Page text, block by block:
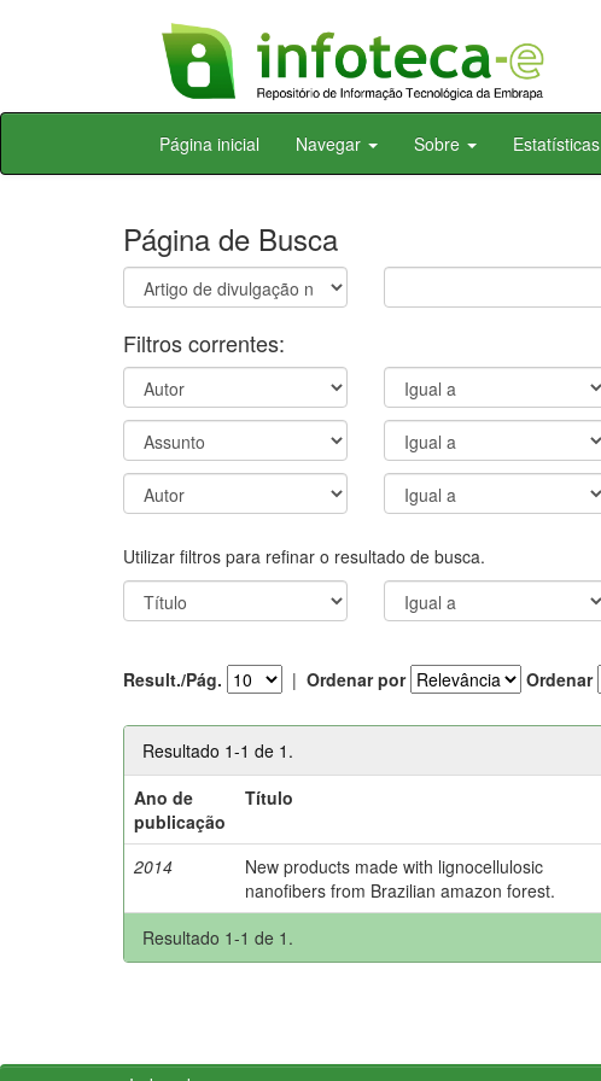
Skip
Página inicial Navegar Sobre Estatísticas
Página de Busca
Filtros correntes:
Utilizar filtros para refinar o resultado de busca.
Result./Pág. | Ordenar por Ordenar
Resultado 1-1 de 1.
Ano de
publicação
Título
2014
New products made with lignocellulosic
nanofibers from Brazilian amazon forest.
Resultado 1-1 de 1.